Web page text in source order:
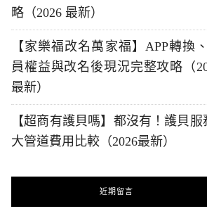
略（2026 最新）
【家樂福改名萬家福】APP轉換
員權益與改名後現況完整攻略（
最新）
【超商有護貝嗎】都沒有！護貝服
大管道費用比較（2026最新）
近期留言